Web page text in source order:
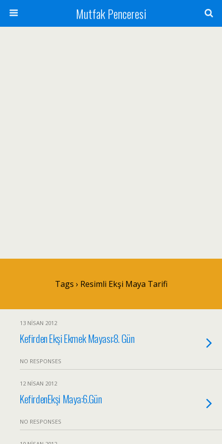
Mutfak Penceresi
Tags › Resimli Ekşi Maya Tarifi
13 NISAN 2012
Kefirden Ekşi Ekmek Mayası:8. Gün
NO RESPONSES
12 NISAN 2012
KefirdenEkşi Maya:6.Gün
NO RESPONSES